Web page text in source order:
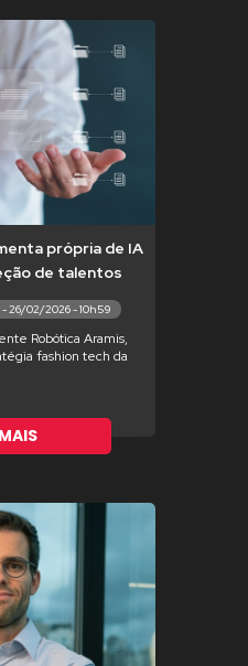
própria de IA
de talentos
26/02/2026 - 10h59
Robótica Aramis,
fashion tech da
MAIS